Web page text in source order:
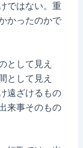
ではない。重
かったのかで
として見え
として見え
遠ざけるもの
来事そのもの